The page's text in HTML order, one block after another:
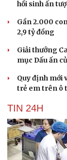
hồi sinh ấn
Gần 2.000
2,9 tỷ đồng
Giải thưởng
mục Dấu ấn
Quy định mới
trẻ em trên ô
TIN 24H